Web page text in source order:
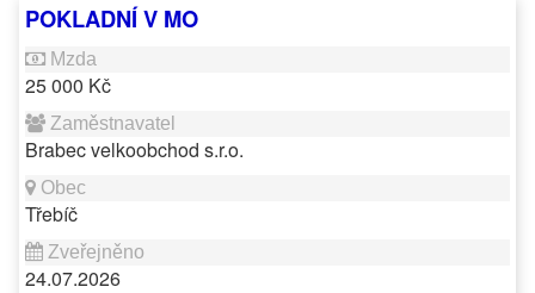
POKLADNÍ V MO
25 000 Kč
Brabec velkoobchod s.r.o.
Třebíč
24.07.2026